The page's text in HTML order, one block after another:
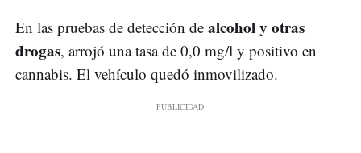
En las pruebas de detección de alcohol y otras
drogas, arrojó una tasa de 0,0 mg/l y positivo en
cannabis. El vehículo quedó inmovilizado.